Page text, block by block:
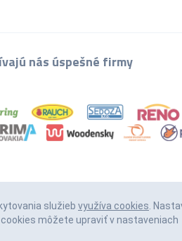
nás úspešné firmy
služieb využíva cookies.
môžete upraviť v nastaveniach